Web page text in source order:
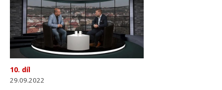
10. díl
29.09.2022